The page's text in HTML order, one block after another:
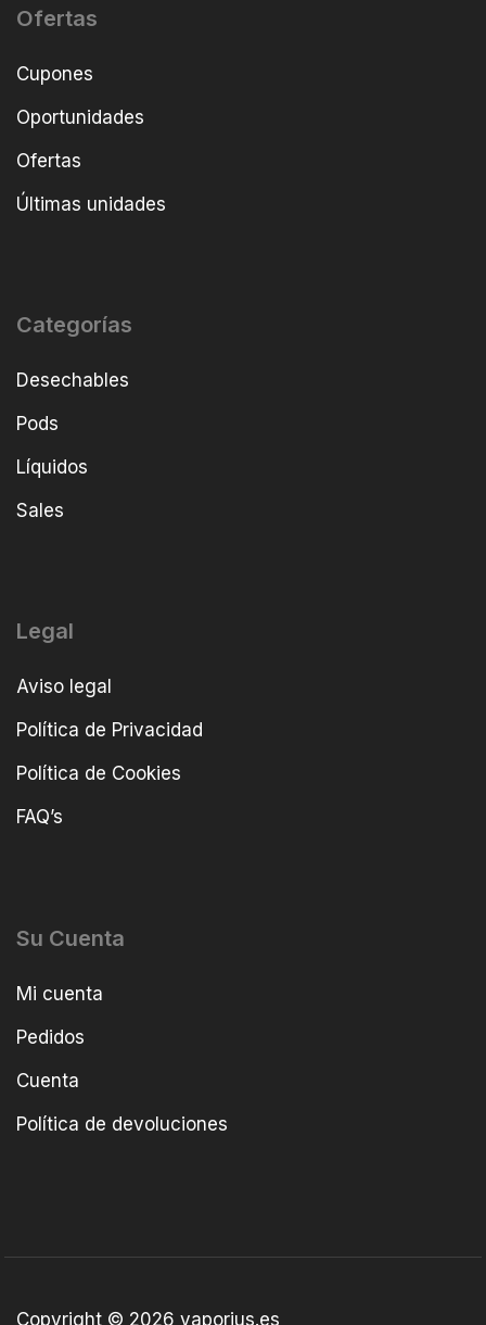
Ofertas
Cupones
Oportunidades
Ofertas
Últimas unidades
Categorías
Desechables
Pods
Líquidos
Sales
Legal
Aviso legal
Política de Privacidad
Política de Cookies
FAQ’s
Su Cuenta
Mi cuenta
Pedidos
Cuenta
Política de devoluciones
Copyright © 2026 vaporius.es